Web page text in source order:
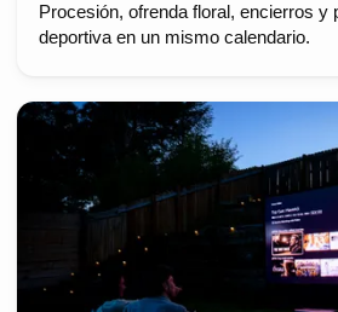
Procesión, ofrenda floral, encierros y
deportiva en un mismo calendario.